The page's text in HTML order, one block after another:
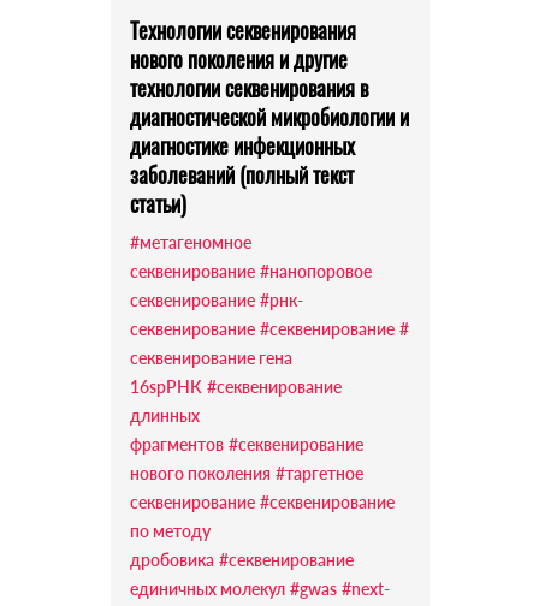
Технологии секвенирования
нового поколения и другие
технологии секвенирования в
диагностической микробиологии и
диагностике инфекционных
заболеваний (полный текст
статьи)
#метагеномное
секвенирование #нанопоровое
секвенирование #рнк-
секвенирование #секвенирование #
секвенирование гена
16sрРНК #секвенирование
длинных
фрагментов #секвенирование
нового поколения #таргетное
секвенирование #секвенирование
по методу
дробовика #секвенирование
единичных молекул #gwas #next-